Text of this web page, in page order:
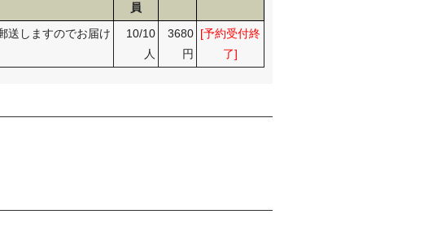
員
送しますのでお届け
10/10
人
3680
円
[予約受付終
了]